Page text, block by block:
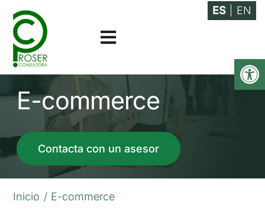
Abrir
Saltar
contenido
Toggle
Asesoramiento
Especialidades
Actualidad
E-commerce
Contacta con un asesor
Inicio E-commerce
ES EN